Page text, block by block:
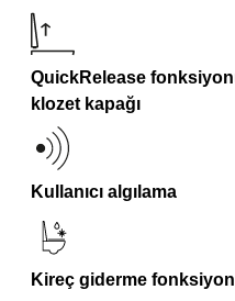
QuickRelease
klozet kapağı
Kullanıcı algılama
Kireç giderme